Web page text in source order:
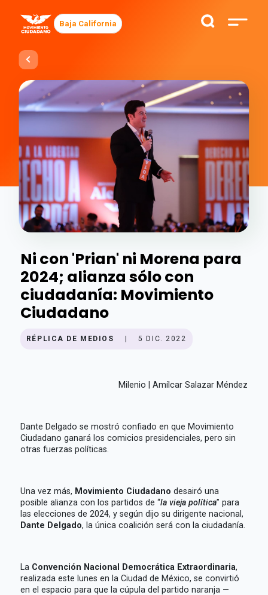
Baja California
Ni con 'Prian' ni Morena para
2024; alianza sólo con
ciudadanía: Movimiento
Ciudadano
RÉPLICA DE MEDIOS 5 DIC. 2022
Milenio | Amílcar Salazar Méndez
Dante Delgado se mostró confiado en que Movimiento
Ciudadano ganará los comicios presidenciales, pero sin
otras fuerzas políticas.
Una vez más, Movimiento Ciudadano desairó una
posible alianza con los partidos de “la vieja política” para
las elecciones de 2024, y según dijo su dirigente nacional,
Dante Delgado, la única coalición será con la ciudadanía.
La Convención Nacional Democrática Extraordinaria,
realizada este lunes en la Ciudad de México, se convirtió
en el espacio para que la cúpula del partido naranja —